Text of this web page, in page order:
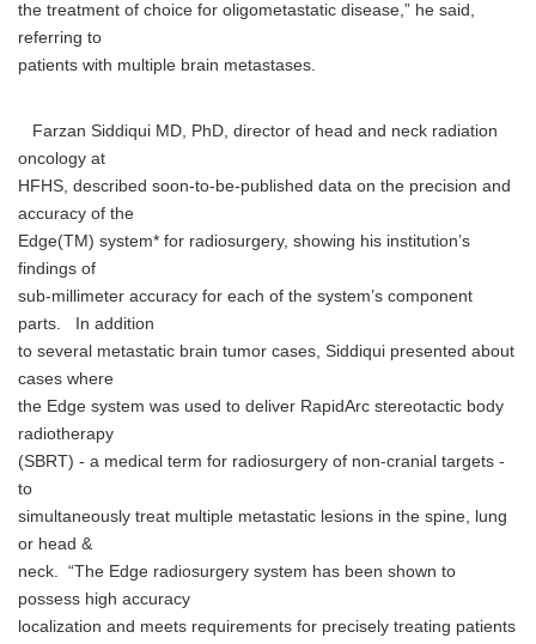
the treatment of choice for oligometastatic disease,” he said,
referring to
patients with multiple brain metastases.
Farzan Siddiqui MD, PhD, director of head and neck radiation
oncology at
HFHS, described soon-to-be-published data on the precision and
accuracy of the
Edge(TM) system* for radiosurgery, showing his institution’s
findings of
sub-millimeter accuracy for each of the system’s component
parts. In addition
to several metastatic brain tumor cases, Siddiqui presented about
cases where
the Edge system was used to deliver RapidArc stereotactic body
radiotherapy
(SBRT) - a medical term for radiosurgery of non-cranial targets -
to
simultaneously treat multiple metastatic lesions in the spine, lung
or head &
neck. “The Edge radiosurgery system has been shown to
possess high accuracy
localization and meets requirements for precisely treating patients